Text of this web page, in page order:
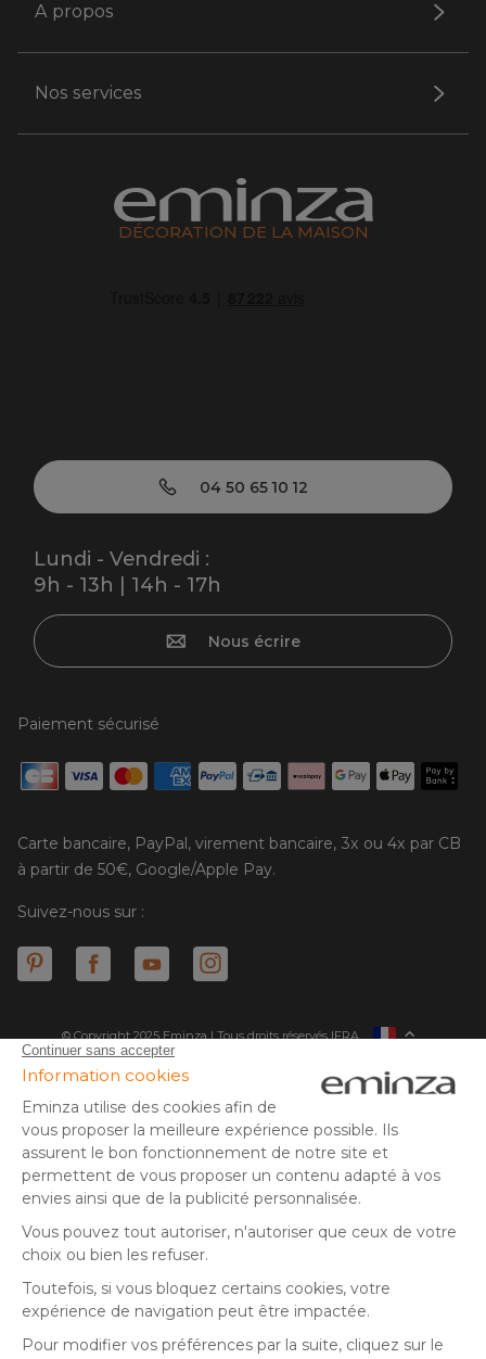
A propos
Nos services
DÉCORATION DE LA MAISON
04 50 65 10 12
Lundi - Vendredi :
9h - 13h | 14h - 17h
Nous écrire
Paiement sécurisé
Carte bancaire, PayPal, virement bancaire, 3x ou 4x par CB
à partir de 50€, Google/Apple Pay.
Suivez-nous sur :
© Copyright 2025 Eminza | Tous droits réservés |
ESPAÑA
NEDERLAND
SUISSE
DANMARK
FRA
* Vous disposez de 30 jours (à compter de la réception ou du
retrait de votre colis) pour effectuer un retour de produits et
** Expédition le jour même pour toute commande passée avant